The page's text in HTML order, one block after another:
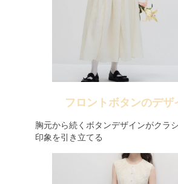
フロントボタンのデザ
胸元から続くボタンデザインがクラ
印象を引き立てる